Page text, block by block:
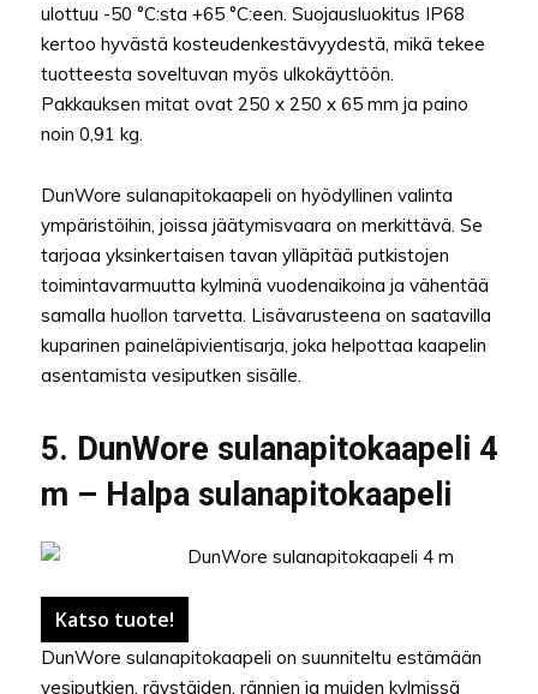
ulottuu -50 °C:sta +65 °C:een. Suojausluokitus IP68
kertoo hyvästä kosteudenkestävyydestä, mikä tekee
tuotteesta soveltuvan myös ulkokäyttöön.
Pakkauksen mitat ovat 250 x 250 x 65 mm ja paino
noin 0,91 kg.
DunWore sulanapitokaapeli on hyödyllinen valinta
ympäristöihin, joissa jäätymisvaara on merkittävä. Se
tarjoaa yksinkertaisen tavan ylläpitää putkistojen
toimintavarmuutta kylminä vuodenaikoina ja vähentää
samalla huollon tarvetta. Lisävarusteena on saatavilla
kuparinen paineläpivientisarja, joka helpottaa kaapelin
asentamista vesiputken sisälle.
5. DunWore sulanapitokaapeli 4
m – Halpa sulanapitokaapeli
Katso tuote!
DunWore sulanapitokaapeli on suunniteltu estämään
vesiputkien, räystäiden, rännien ja muiden kylmissä